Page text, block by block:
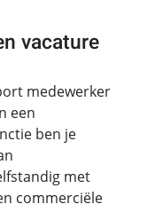
vacature
medewerker
een
ben je
met
commerciële